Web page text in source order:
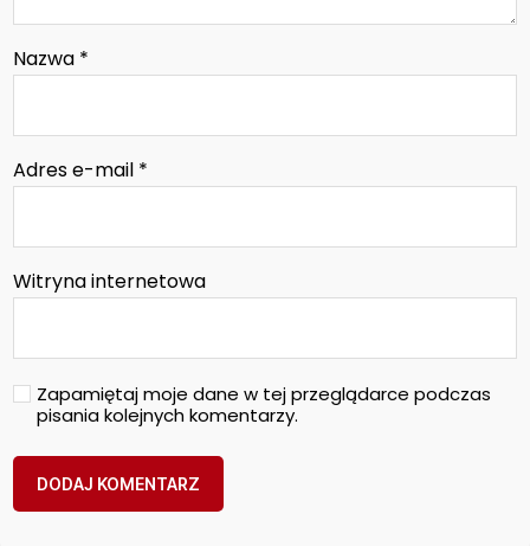
Nazwa *
Adres e-mail *
Witryna internetowa
Zapamiętaj moje dane w tej przeglądarce podczas
pisania kolejnych komentarzy.